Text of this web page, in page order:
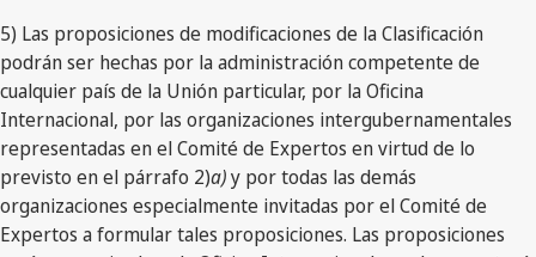
5) Las proposiciones de modificaciones de la Clasificación
podrán ser hechas por la administración competente de
cualquier país de la Unión particular, por la Oficina
Internacional, por las organizaciones intergubernamentales
representadas en el Comité de Expertos en virtud de lo
previsto en el párrafo 2)a)y por todas las demás
organizaciones especialmente invitadas por el Comité de
Expertos a formular tales proposiciones. Las proposiciones